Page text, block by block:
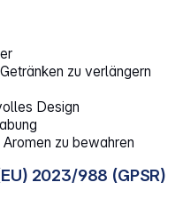
zu verlängern
Design
zu bewahren
2023/988 (GPSR)